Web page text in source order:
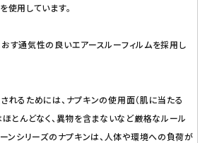
使用しています。
す通気性の良いエアースルーフィルムを採用し
れるためには、ナプキンの使用面（肌に当たる
ほとんどなく、異物を含まないなど厳格なルール
ーンシリーズのナプキンは、人体や環境への負荷が